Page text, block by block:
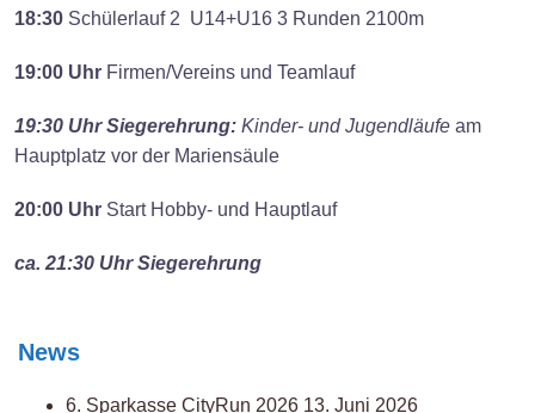
18:30 Schülerlauf 2 U14+U16 3 Runden 2100m
19:00 Uhr Firmen/Vereins und Teamlauf
19:30 Uhr Siegerehrung: Kinder- und Jugendläufe am
Hauptplatz vor der Mariensäule
20:00 Uhr Start Hobby- und Hauptlauf
ca. 21:30 Uhr Siegerehrung
News
6. Sparkasse CityRun 2026 13. Juni 2026